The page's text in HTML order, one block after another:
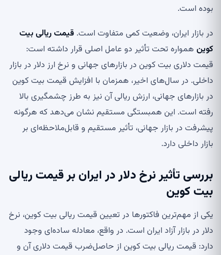
بوده است.
در بازار ایران، وضعیت کمی متفاوت است. قیمت ریالی بیت
کوین همواره تحت تأثیر دو عامل اصلی قرار داشته است:
قیمت دلاری بیت کوین در بازارهای جهانی و نرخ ارز دلار در بازار
داخلی. در سال‌های اخیر، همزمان با افزایش قیمت بیت کوین
در بازارهای جهانی، ارزش ریالی آن نیز به طرز چشمگیری بالا
رفته است. این همبستگی مستقیم نشان می‌دهد که هرگونه
پیشرفت در بازار جهانی، تأثیر مستقیم و قابل‌ملاحظه‌ای بر
بازار داخلی دارد.
بررسی تأثیر نرخ دلار در ایران بر قیمت ریالی
بیت کوین
یکی از مهم‌ترین فاکتورها در تعیین قیمت ریالی بیت کوین، نرخ
دلار در بازار آزاد ایران است. در واقع، معادله ساده‌ای وجود
دارد: قیمت ریالی بیت کوین از حاصل‌ضرب قیمت دلاری آن و